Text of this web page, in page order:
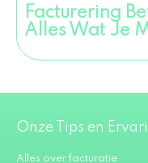
Facturering
Alles Wat Je
Onze Tips en
Alles over facturatie